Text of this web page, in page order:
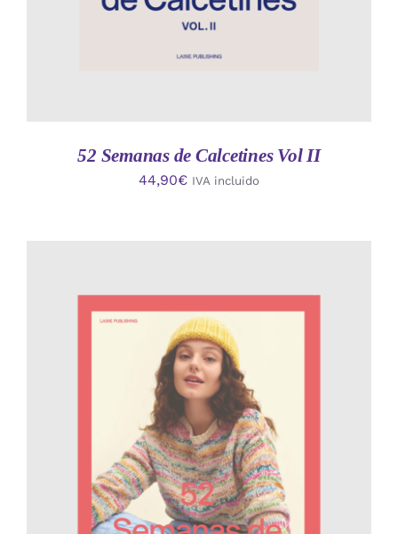
52 Semanas de Calcetines Vol II
44,90€ IVA incluido
AÑADIR AL CARRITO
/
DETALLES